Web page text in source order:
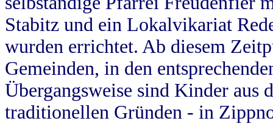
Stabitz und ein Lokalvikariat
wurden errichtet. Ab diesem
Gemeinden, in den
Übergangsweise sind Kinder aus
traditionellen Gründen - in